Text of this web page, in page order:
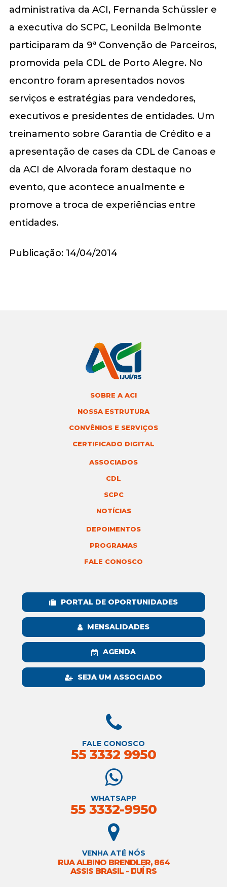
administrativa da ACI, Fernanda Schüssler e
a executiva do SCPC, Leonilda Belmonte
participaram da 9ª Convenção de Parceiros,
promovida pela CDL de Porto Alegre. No
encontro foram apresentados novos
serviços e estratégias para vendedores,
executivos e presidentes de entidades. Um
treinamento sobre Garantia de Crédito e a
apresentação de cases da CDL de Canoas e
da ACI de Alvorada foram destaque no
evento, que acontece anualmente e
promove a troca de experiências entre
entidades.
Publicação: 14/04/2014
SOBRE A ACI
NOSSA ESTRUTURA
CONVÊNIOS E SERVIÇOS
CERTIFICADO DIGITAL
ASSOCIADOS
CDL
SCPC
NOTÍCIAS
DEPOIMENTOS
PROGRAMAS
FALE CONOSCO
PORTAL DE OPORTUNIDADES
MENSALIDADES
AGENDA
SEJA UM ASSOCIADO
FALE CONOSCO
55 3332 9950
WHATSAPP
55 3332-9950
VENHA ATÉ NÓS
RUA ALBINO BRENDLER, 864
ASSIS BRASIL - IJUÍ RS